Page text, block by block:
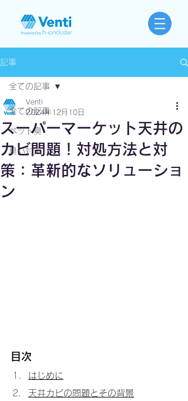
記事
全ての記事
ペット臭
臭い対策
全ての記事
スーパーマーケット天井の
カビ問題！対処方法と対
策：革新的なソリューショ
ン
Venti
2024年12月10日
目次
はじめに
天井カビの問題とその背景